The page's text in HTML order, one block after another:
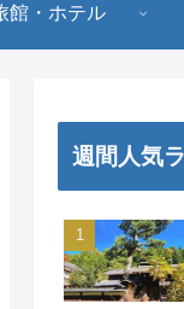
館・ホテル
週間人気